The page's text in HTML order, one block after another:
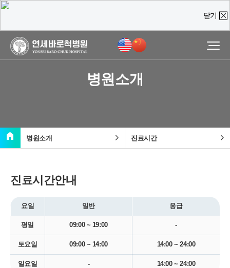
닫기
병원소개
home 병원소개 chevron_right 진료시간 chevron_right
진료시간안내
요일 일반 응급
평일 09:00 ~ 19:00 -
토요일 09:00 ~ 14:00 14:00 ~ 24:00
일요일 - 14:00 ~ 24:00
진료예약 및
실시간상담문의
질문을 남겨주시면,